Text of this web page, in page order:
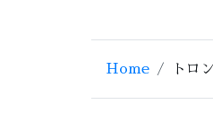
Home トロ